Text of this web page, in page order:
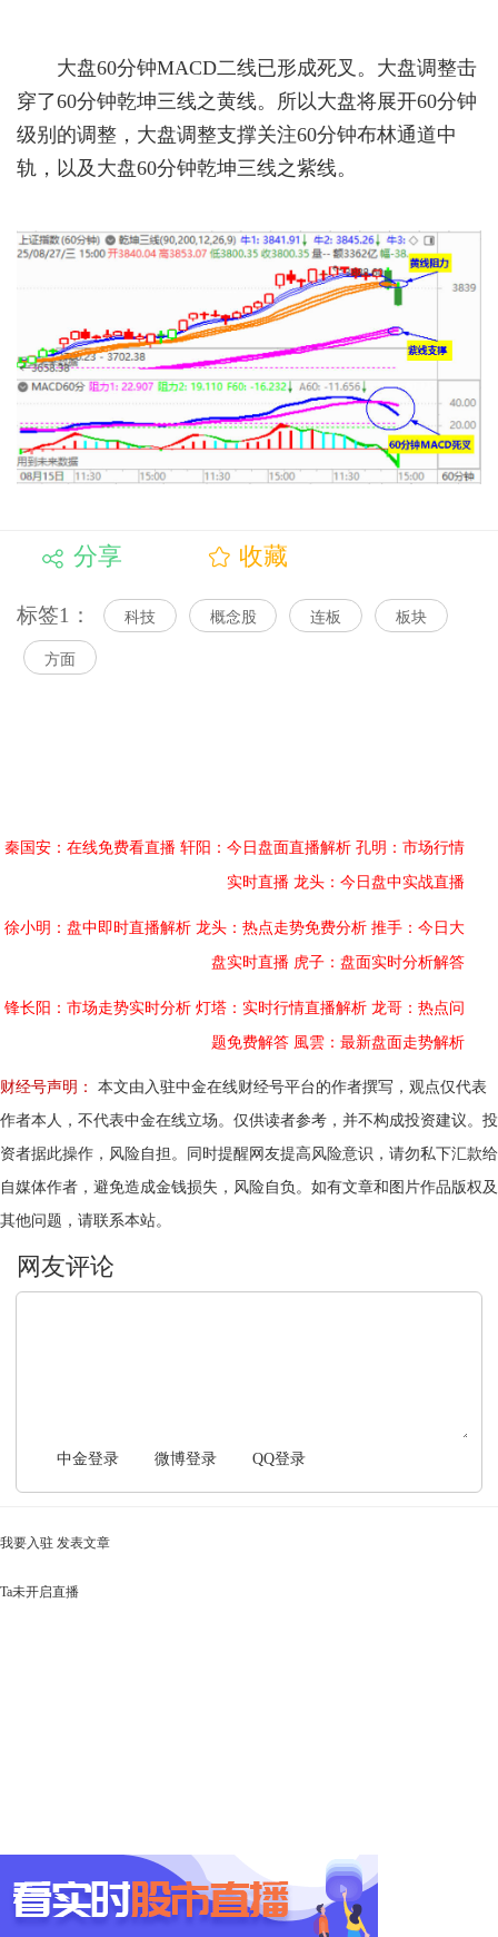
大盘60分钟MACD二线已形成死叉。大盘调整击
穿了60分钟乾坤三线之黄线。所以大盘将展开60分钟
级别的调整，大盘调整支撑关注60分钟布林通道中
轨，以及大盘60分钟乾坤三线之紫线。
分享 收藏
标签1： 科技 概念股 连板 板块
方面
秦国安：在线免费看直播 轩阳：今日盘面直播解析 孔明：市场行情
实时直播 龙头：今日盘中实战直播
徐小明：盘中即时直播解析 龙头：热点走势免费分析 推手：今日大
盘实时直播 虎子：盘面实时分析解答
锋长阳：市场走势实时分析 灯塔：实时行情直播解析 龙哥：热点问
题免费解答 風雲：最新盘面走势解析
财经号声明：
本文由入驻中金在线财经号平台的作者撰写，观点仅代表
作者本人，不代表中金在线立场。仅供读者参考，并不构成投资建议。投
资者据此操作，风险自担。同时提醒网友提高风险意识，请勿私下汇款给
自媒体作者，避免造成金钱损失，风险自负。如有文章和图片作品版权及
其他问题，请联系本站。
中金登录 微博登录 QQ登录
我要入驻 发表文章
Ta未开启直播